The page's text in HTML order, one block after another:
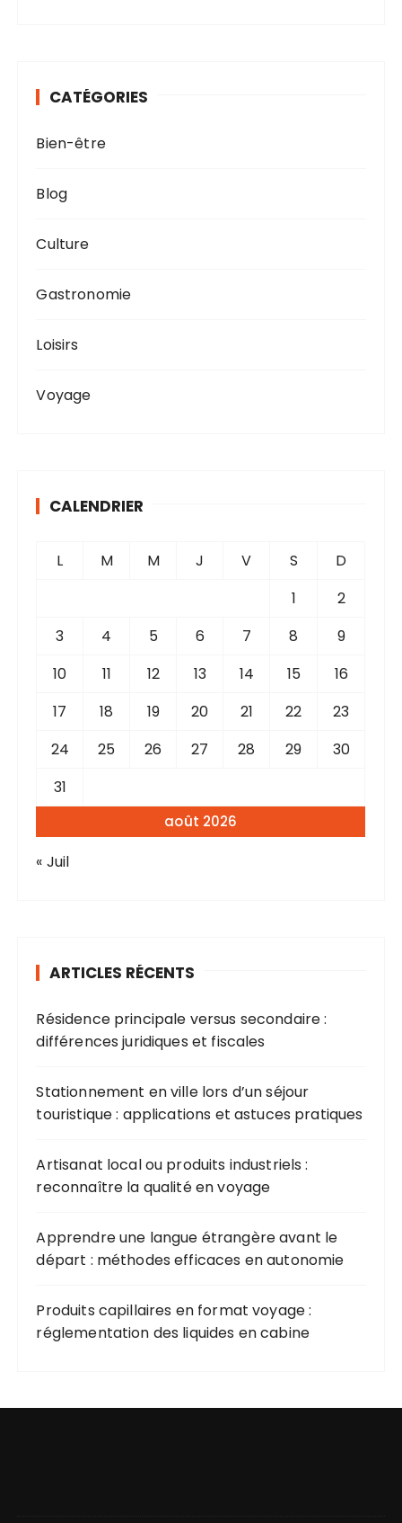
CATÉGORIES
Bien-être
Blog
Culture
Gastronomie
Loisirs
Voyage
CALENDRIER
août 2026
L M M J V S
D
1
2
3
4 5 6 7 8
9
10
11 12 13 14 15
16
17
18 19 20 21 22
23
24
25 26 27 28 29
30
31
« Juil
ARTICLES RÉCENTS
Résidence principale versus secondaire :
différences juridiques et fiscales
Stationnement en ville lors d’un séjour
touristique : applications et astuces pratiques
Artisanat local ou produits industriels :
reconnaître la qualité en voyage
Apprendre une langue étrangère avant le
départ : méthodes efficaces en autonomie
Produits capillaires en format voyage :
réglementation des liquides en cabine